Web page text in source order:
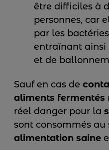
être difficiles à
personnes, car
par les
entraînant ainsi
et de
Sauf en cas de
aliments fermentés
réel danger pour la
sont consommés au
alimentation saine